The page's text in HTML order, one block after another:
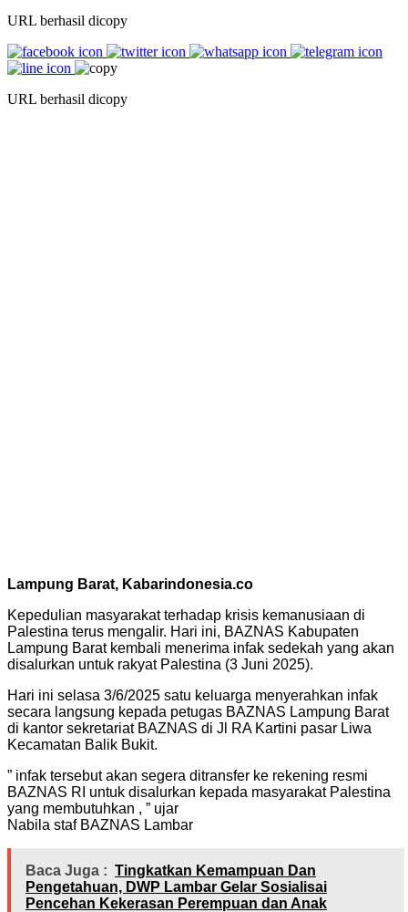
URL berhasil dicopy
URL berhasil dicopy
Lampung Barat, Kabarindonesia.co
Kepedulian masyarakat terhadap krisis kemanusiaan di
Palestina terus mengalir. Hari ini, BAZNAS Kabupaten
Lampung Barat kembali menerima infak sedekah yang akan
disalurkan untuk rakyat Palestina (3 Juni 2025).
Hari ini selasa 3/6/2025 satu keluarga menyerahkan infak
secara langsung kepada petugas BAZNAS Lampung Barat
di kantor sekretariat BAZNAS di Jl RA Kartini pasar Liwa
Kecamatan Balik Bukit.
” infak tersebut akan segera ditransfer ke rekening resmi
BAZNAS RI untuk disalurkan kepada masyarakat Palestina
yang membutuhkan , ” ujar
Nabila staf BAZNAS Lambar
Baca Juga : Tingkatkan Kemampuan Dan
Pengetahuan, DWP Lambar Gelar Sosialisai
Pencehan Kekerasan Perempuan dan Anak